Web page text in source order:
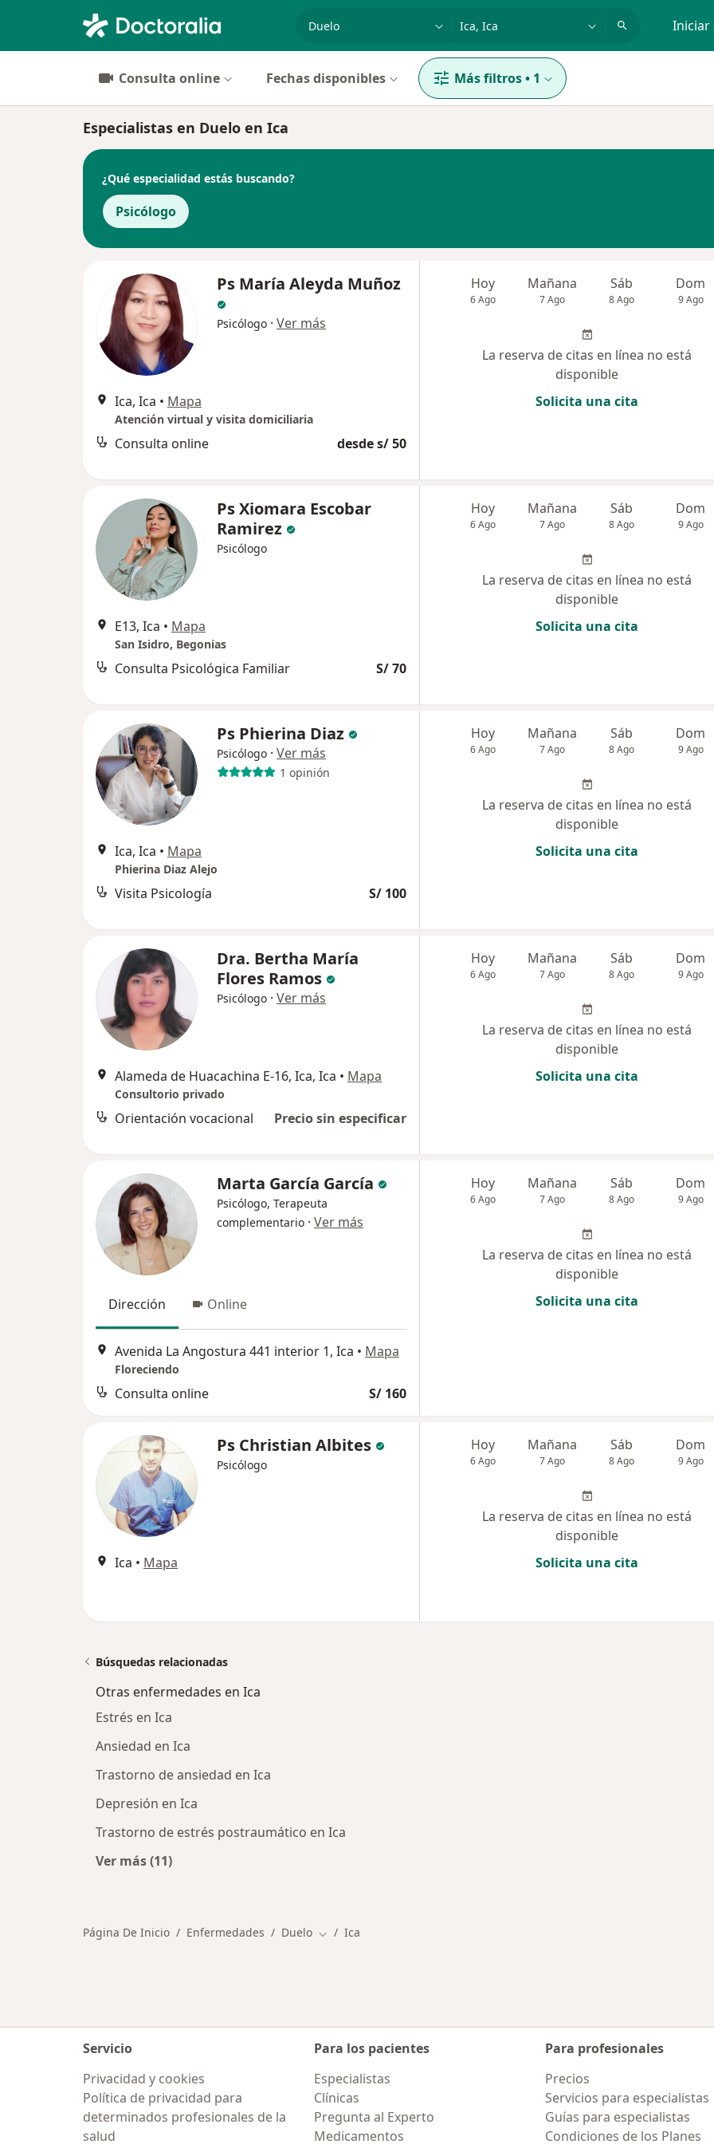
Iniciar
Consulta online Fechas disponibles Más filtros• 1
Especialistas en Duelo en Ica
¿Qué especialidad estás buscando?
Psicólogo
Ps María Aleyda Muñoz
Psicólogo · Ver más
Ica, Ica • Mapa
Atención virtual y visita domiciliaria
Consulta online desde s/ 50
Hoy
6 Ago
Mañana
7 Ago
Sáb
8 Ago
Dom
9 Ago
La reserva de citas en línea no está
disponible
Solicita una cita
Ps Xiomara Escobar
Ramirez
Psicólogo
E13, Ica • Mapa
San Isidro, Begonias
Consulta Psicológica Familiar S/ 70
Hoy
6 Ago
Mañana
7 Ago
Sáb
8 Ago
Dom
9 Ago
La reserva de citas en línea no está
disponible
Solicita una cita
Ps Phierina Diaz
Psicólogo · Ver más
1 opinión
Ica, Ica • Mapa
Phierina Diaz Alejo
Visita Psicología S/ 100
Hoy
6 Ago
Mañana
7 Ago
Sáb
8 Ago
Dom
9 Ago
La reserva de citas en línea no está
disponible
Solicita una cita
Dra. Bertha María
Flores Ramos
Psicólogo · Ver más
Alameda de Huacachina E-16, Ica, Ica • Mapa
Consultorio privado
Orientación vocacional Precio sin especificar
Hoy
6 Ago
Mañana
7 Ago
Sáb
8 Ago
Dom
9 Ago
La reserva de citas en línea no está
disponible
Solicita una cita
Marta García García
Psicólogo, Terapeuta
complementario · Ver más
Dirección Online
Avenida La Angostura 441 interior 1, Ica • Mapa
Floreciendo
Consulta online S/ 160
Hoy
6 Ago
Mañana
7 Ago
Sáb
8 Ago
Dom
9 Ago
La reserva de citas en línea no está
disponible
Solicita una cita
Ps Christian Albites
Psicólogo
Ica • Mapa
Hoy
6 Ago
Mañana
7 Ago
Sáb
8 Ago
Dom
9 Ago
La reserva de citas en línea no está
disponible
Solicita una cita
Búsquedas relacionadas
Otras enfermedades en Ica
Estrés en Ica
Ansiedad en Ica
Trastorno de ansiedad en Ica
Depresión en Ica
Trastorno de estrés postraumático en Ica
Ver más (11)
Página De Inicio Enfermedades Duelo Cambiar de ciudad
Ica
Servicio
Privacidad y cookies
Política de privacidad para
determinados profesionales de la
salud
Para los pacientes
Especialistas
Clínicas
Pregunta al Experto
Medicamentos
Para profesionales
Precios
Servicios para especialistas
Guías para especialistas
Condiciones de los Planes